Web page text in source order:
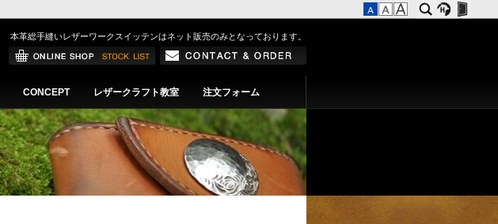
本革総手縫いレザーワークスイッテンはネット販売のみとなっております。
CONCEPT レザークラフト教室 注文フォーム